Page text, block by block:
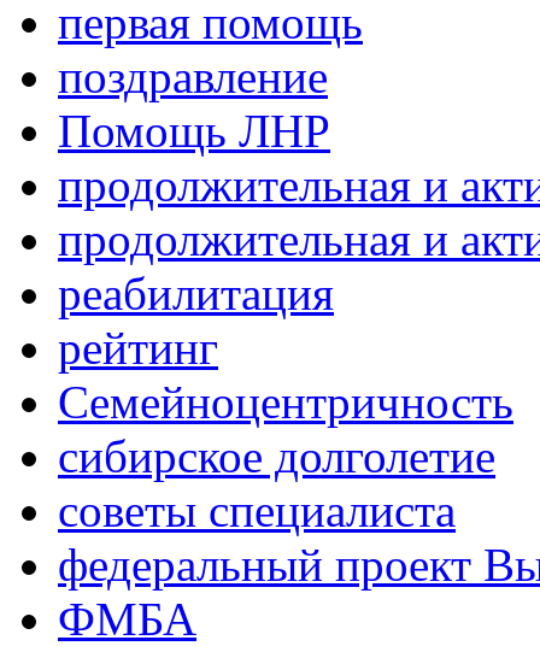
первая помощь
поздравление
Помощь ЛНР
продолжительная и
продолжительная и
реабилитация
рейтинг
Семейноцентричность
сибирское долголетие
советы специалиста
федеральный проект
ФМБА